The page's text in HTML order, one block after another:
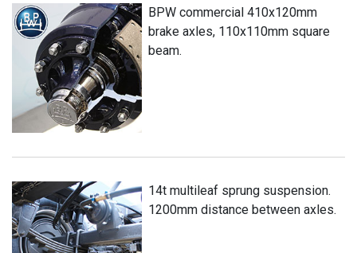
BPW commercial 410x120mm
brake axles, 110x110mm square
beam.
14t multileaf sprung suspension.
1200mm distance between axles.